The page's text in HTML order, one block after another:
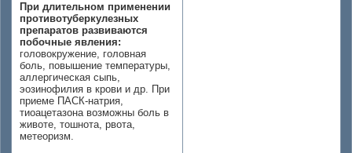
При длительном применении
противотуберкулезных
препаратов развиваются
побочные явления:
головокружение, головная
боль, повышение температуры,
аллергическая сыпь,
эозинофилия в крови и др. При
приеме ПАСК-натрия,
тиоацетазона возможны боль в
животе, тошнота, рвота,
метеоризм.